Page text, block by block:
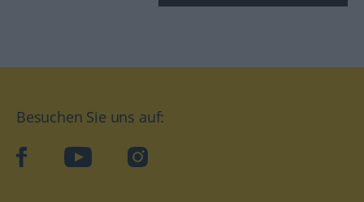
Besuchen Sie uns auf:
facebookYouTube Instagram